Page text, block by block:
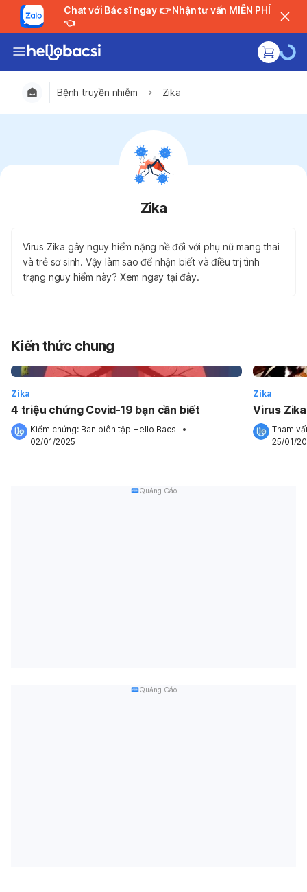
Chat với Bác sĩ ngay 👉 Nhận tư vấn MIỄN PHÍ
👈
Bệnh truyền nhiễm Zika
Zika
Virus Zika gây nguy hiểm nặng nề đối với phụ nữ mang thai
và trẻ sơ sinh. Vậy làm sao để nhận biết và điều trị tình
trạng nguy hiểm này? Xem ngay tại đây.
Kiến thức chung
Zika
4 triệu chứng Covid-19 bạn cần biết
Kiểm chứng: Ban biên tập Hello Bacsi •
02/01/2025
Zika
Virus Zika
Tham
25/01/
Quảng Cáo
Quảng Cáo